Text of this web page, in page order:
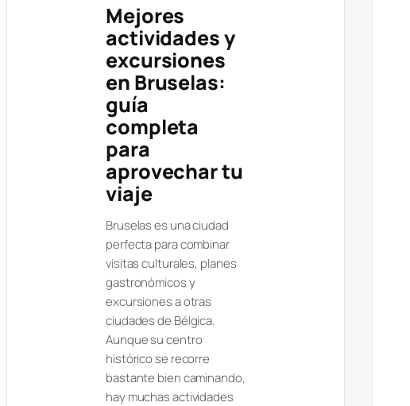
Mejores
actividades y
excursiones
en Bruselas:
guía
completa
para
aprovechar tu
viaje
Bruselas es una ciudad
perfecta para combinar
visitas culturales, planes
gastronómicos y
excursiones a otras
ciudades de Bélgica.
Aunque su centro
histórico se recorre
bastante bien caminando,
hay muchas actividades